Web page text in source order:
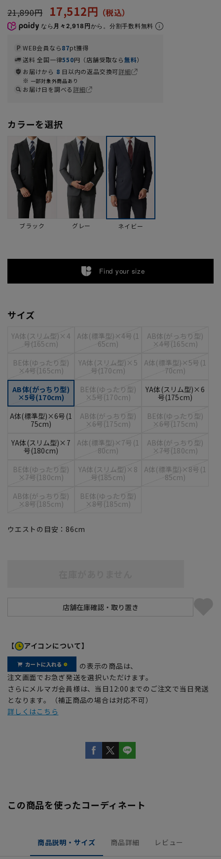
21,890円
17,512円
なら 月々2,918円から。分割手数料無料
WEB会員なら87pt獲得
送料 全国一律550円（店舗受取なら無料）
お届けから 8 日以内の返品交換可詳細
一部対象外商品あり
お届け日を調べる詳細
カラーを選択
ブラック グレー ネイビー
Find your size
サイズ
YA体(スリム型)×4
号(165cm)
A体(標準型)×4号(1
65cm)
AB体(がっちり型)
×4号(165cm)
BE体(ゆったり型)
×4号(165cm)
YA体(スリム型)×5
号(170cm)
A体(標準型)×5号(1
70cm)
AB体(がっちり型)
×5号(170cm)
BE体(ゆったり型)
×5号(170cm)
YA体(スリム型)×6
号(175cm)
A体(標準型)×6号(1
75cm)
AB体(がっちり型)
×6号(175cm)
BE体(ゆったり型)
×6号(175cm)
YA体(スリム型)×7
号(180cm)
A体(標準型)×7号(1
80cm)
AB体(がっちり型)
×7号(180cm)
BE体(ゆったり型)
×7号(180cm)
YA体(スリム型)×8
号(185cm)
A体(標準型)×8号(1
85cm)
AB体(がっちり型)
×8号(185cm)
BE体(ゆったり型)
×8号(185cm)
ウエストの目安： 86cm
【 アイコンについて】
の表示の商品は、
注文画面でお急ぎ発送を選択いただけます。
さらにメルマガ会員様は、当日12:00までのご注文で当日発送
となります。（補正商品の場合は対応不可）
詳しくはこちら
この商品を使ったコーディネート
商品説明・サイズ 商品詳細 レビュー